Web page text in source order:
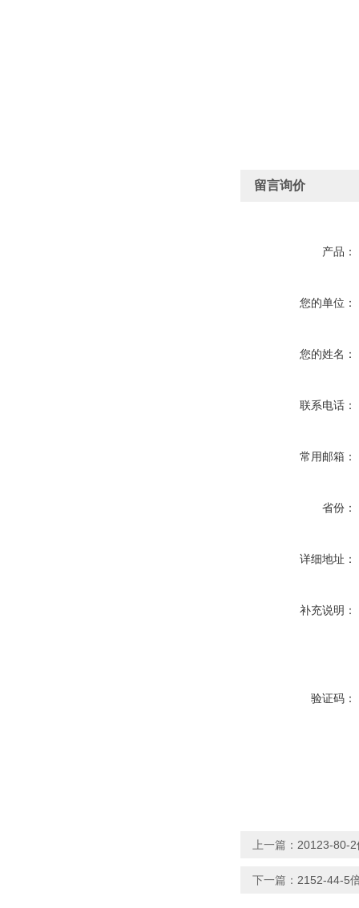
留言询价
产品：
您的单位：
您的姓名：
联系电话：
常用邮箱：
省份：
详细地址：
补充说明：
验证码：
上一篇： 20123-80-2
下一篇： 2152-44-5